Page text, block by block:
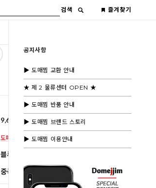
검색 즐겨찾기
공지사항
▶ 도매찜 교환 안내
★ 제 2 물류센터 OPEN ★
▶ 도매찜 반품 안내
▶ 도매찜 브랜드 스토리
▶ 도매찜 이용안내
9,600원(부가세별도)
블루모드 제휴사
중국